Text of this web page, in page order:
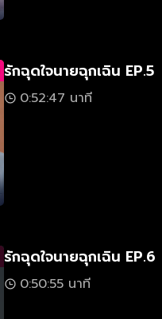
รักฉุดใจนายฉุกเฉิน EP.5
0:52:47 นาที
รักฉุดใจนายฉุกเฉิน EP.6
0:50:55 นาที